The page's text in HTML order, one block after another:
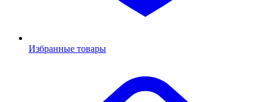
Избранные товары